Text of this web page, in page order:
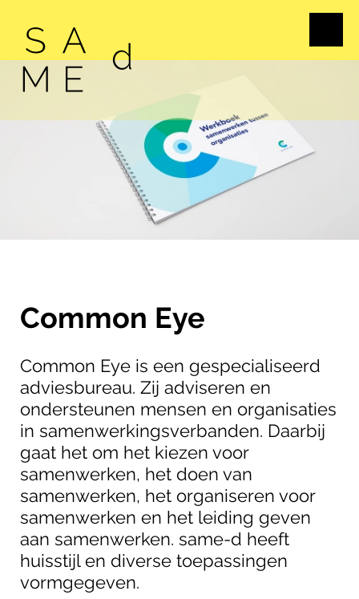
Common Eye
Common Eye is een gespecialiseerd
adviesbureau. Zij adviseren en
ondersteunen mensen en organisaties
in samenwerkingsverbanden. Daarbij
gaat het om het kiezen voor
samenwerken, het doen van
samenwerken, het organiseren voor
samenwerken en het leiding geven
aan samenwerken. same-d heeft
huisstijl en diverse toepassingen
vormgegeven.